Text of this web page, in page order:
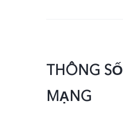
THÔNG SỐ
MẠNG